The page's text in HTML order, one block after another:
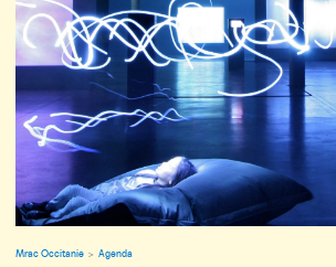
Mrac Occitanie Agenda